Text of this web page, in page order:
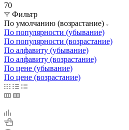
70
Фильтр
По умолчанию (возрастание)
По популярности (убывание)
По популярности (возрастание)
По алфавиту (убывание)
По алфавиту (возрастание)
По цене (убывание)
По цене (возрастание)